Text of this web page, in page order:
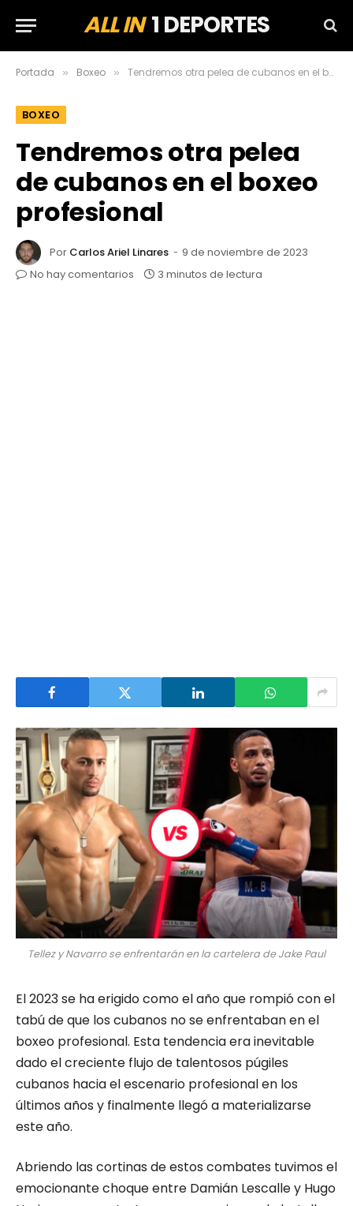
ALL IN1 DEPORTES
Portada » Boxeo » Tendremos otra pelea de cubanos en el boxeo profesional
BOXEO
Tendremos otra pelea
de cubanos en el boxeo
profesional
Por Carlos Ariel Linares
9 de noviembre de 2023
No hay comentarios
3 minutos de lectura
Tellez y Navarro se enfrentarán en la cartelera de Jake Paul
El 2023 se ha erigido como el año que rompió con el
tabú de que los cubanos no se enfrentaban en el
boxeo profesional. Esta tendencia era inevitable
dado el creciente flujo de talentosos púgiles
cubanos hacia el escenario profesional en los
últimos años y finalmente llegó a materializarse
este año.
Abriendo las cortinas de estos combates tuvimos el
emocionante choque entre Damián Lescalle y Hugo